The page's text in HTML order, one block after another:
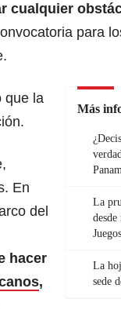
cualquier
para
Más
La
La
sede
que la
En
del
hacer
,